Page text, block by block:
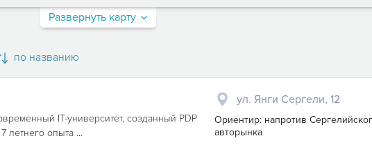
Развернуть карту
по названию
IT-университет, созданный PDP
летнего опыта ...
ул. Янги Сергели, 12
Ориентир: напротив
авторынка